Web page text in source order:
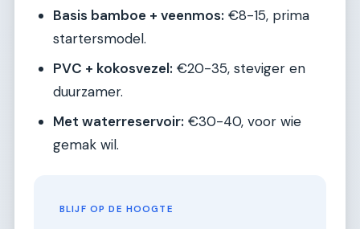
Basis bamboe + veenmos: €8-15, prima
startersmodel.
PVC + kokosvezel: €20-35, steviger en
duurzamer.
Met waterreservoir: €30-40, voor wie
gemak wil.
BLIJF OP DE HOOGTE